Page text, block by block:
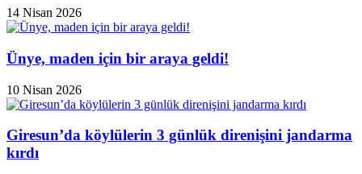
14 Nisan 2026
Ünye, maden için bir araya geldi!
10 Nisan 2026
Giresun’da köylülerin 3 günlük direnişini jandarma
kırdı